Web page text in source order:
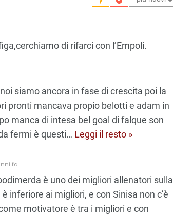
di rifarci con l’Empoli.
siamo ancora in fase di crescita poi la
pronti mancava propio belotti e adam in
manca di intesa bel goal di falque son
fermi è questi… Leggi il resto »
fa
è uno dei migliori allenatori sulla
inferiore ai migliori, e con Sinisa non c’è
motivatore è tra i migliori e con